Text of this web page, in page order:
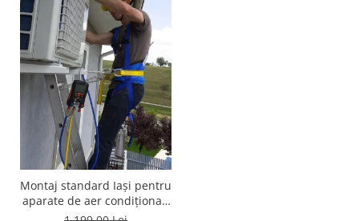
Montaj standard Iași pentru
aparate de aer condiționat,
clasa 7.000 - 15.000 BTU